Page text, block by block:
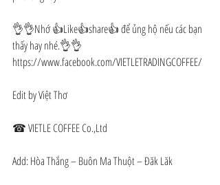
👌👌Nhớ 👍Like👍share👍 để ủng hộ nếu các bạn
thấy hay nhé.👌👌
https://www.facebook.com/VIETLETRADINGCOFFEE/
Edit by Việt Thơ
☎ VIETLE COFFEE Co.,Ltd
Add: Hòa Thắng – Buôn Ma Thuột – Đăk Lăk